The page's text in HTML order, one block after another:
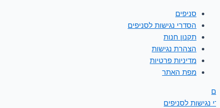
סניפים
הסדרי נגישות לסניפים
תקנון חנות
הצהרת נגישות
מדיניות פרטיות
מפת האתר
נגישות לסניפים